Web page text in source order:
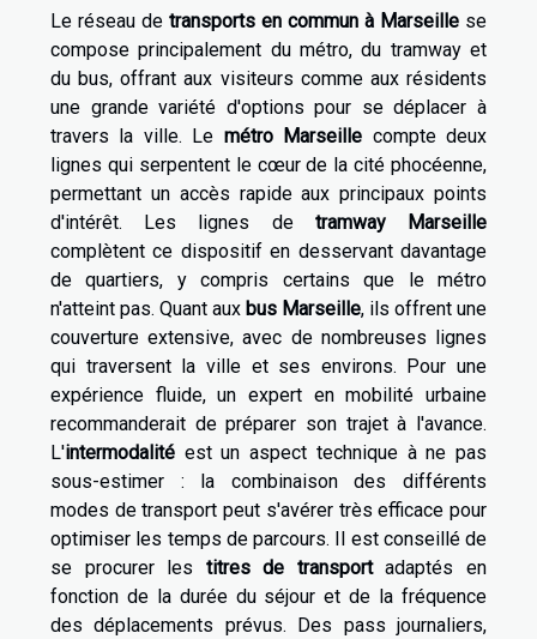
Le réseau de transports en commun à Marseille se
compose principalement du métro, du tramway et
du bus, offrant aux visiteurs comme aux résidents
une grande variété d'options pour se déplacer à
travers la ville. Le métro Marseille compte deux
lignes qui serpentent le cœur de la cité phocéenne,
permettant un accès rapide aux principaux points
d'intérêt. Les lignes de tramway Marseille
complètent ce dispositif en desservant davantage
de quartiers, y compris certains que le métro
n'atteint pas. Quant aux bus Marseille, ils offrent une
couverture extensive, avec de nombreuses lignes
qui traversent la ville et ses environs. Pour une
expérience fluide, un expert en mobilité urbaine
recommanderait de préparer son trajet à l'avance.
L'intermodalité est un aspect technique à ne pas
sous-estimer : la combinaison des différents
modes de transport peut s'avérer très efficace pour
optimiser les temps de parcours. Il est conseillé de
se procurer les titres de transportadaptés en
fonction de la durée du séjour et de la fréquence
des déplacements prévus. Des pass journaliers,